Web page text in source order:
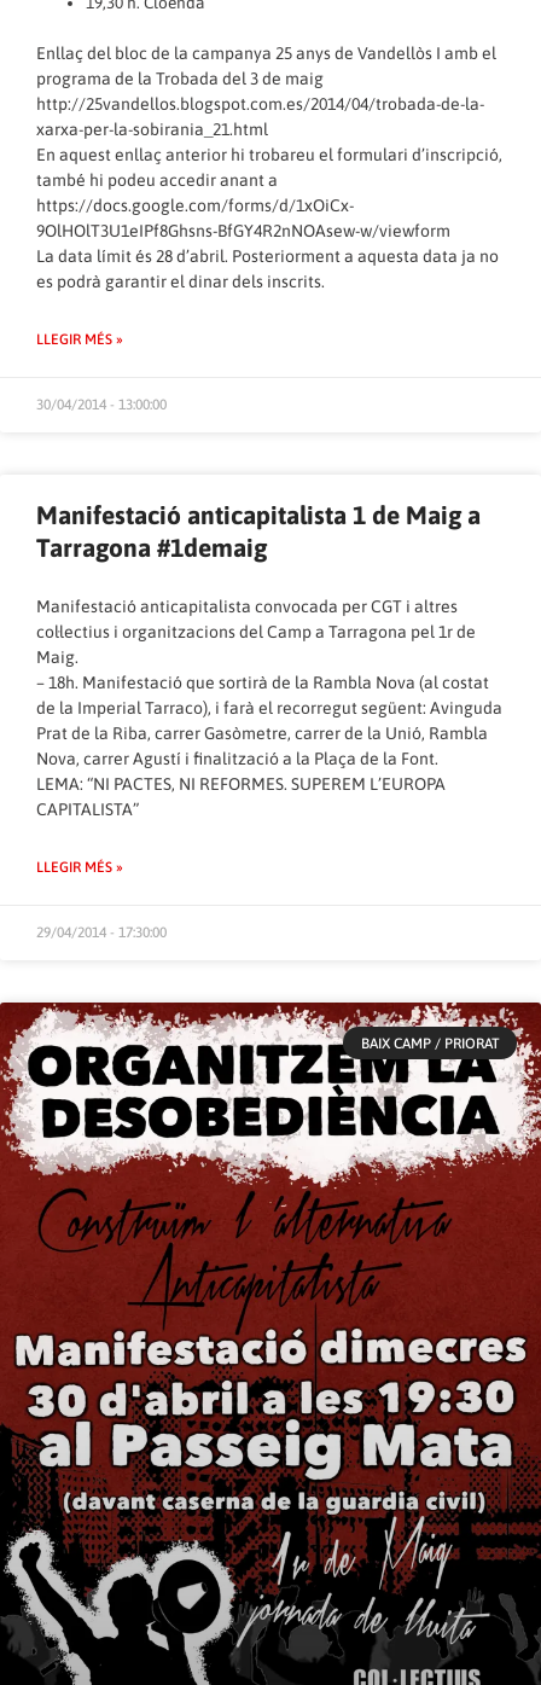
Enllaç del bloc de la campanya 25 anys de Vandellòs I amb el
programa de la Trobada del 3 de maig
http://25vandellos.blogspot.com.es/2014/04/trobada-de-la-
xarxa-per-la-sobirania_21.html
En aquest enllaç anterior hi trobareu el formulari d’inscripció,
també hi podeu accedir anant a
https://docs.google.com/forms/d/1xOiCx-
9OlHOlT3U1eIPf8Ghsns-BfGY4R2nNOAsew-w/viewform
La data límit és 28 d’abril. Posteriorment a aquesta data ja no
es podrà garantir el dinar dels inscrits.
LLEGIR MÉS »
30/04/2014 - 13:00:00
Manifestació anticapitalista 1 de Maig a
Tarragona #1demaig
Manifestació anticapitalista convocada per CGT i altres
col·lectius i organitzacions del Camp a Tarragona pel 1r de
Maig.
– 18h. Manifestació que sortirà de la Rambla Nova (al costat
de la Imperial Tarraco), i farà el recorregut següent: Avinguda
Prat de la Riba, carrer Gasòmetre, carrer de la Unió, Rambla
Nova, carrer Agustí i finalització a la Plaça de la Font.
LEMA: “NI PACTES, NI REFORMES. SUPEREM L’EUROPA
CAPITALISTA”
LLEGIR MÉS »
29/04/2014 - 17:30:00
BAIX CAMP / PRIORAT